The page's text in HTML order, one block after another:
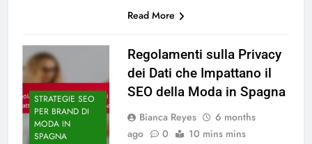
Read More
STRATEGIE SEO
PER BRAND DI
MODA IN
SPAGNA
Regolamenti sulla Privacy
dei Dati che Impattano il
SEO della Moda in Spagna
Bianca Reyes
6 months
ago
0 10 mins mins